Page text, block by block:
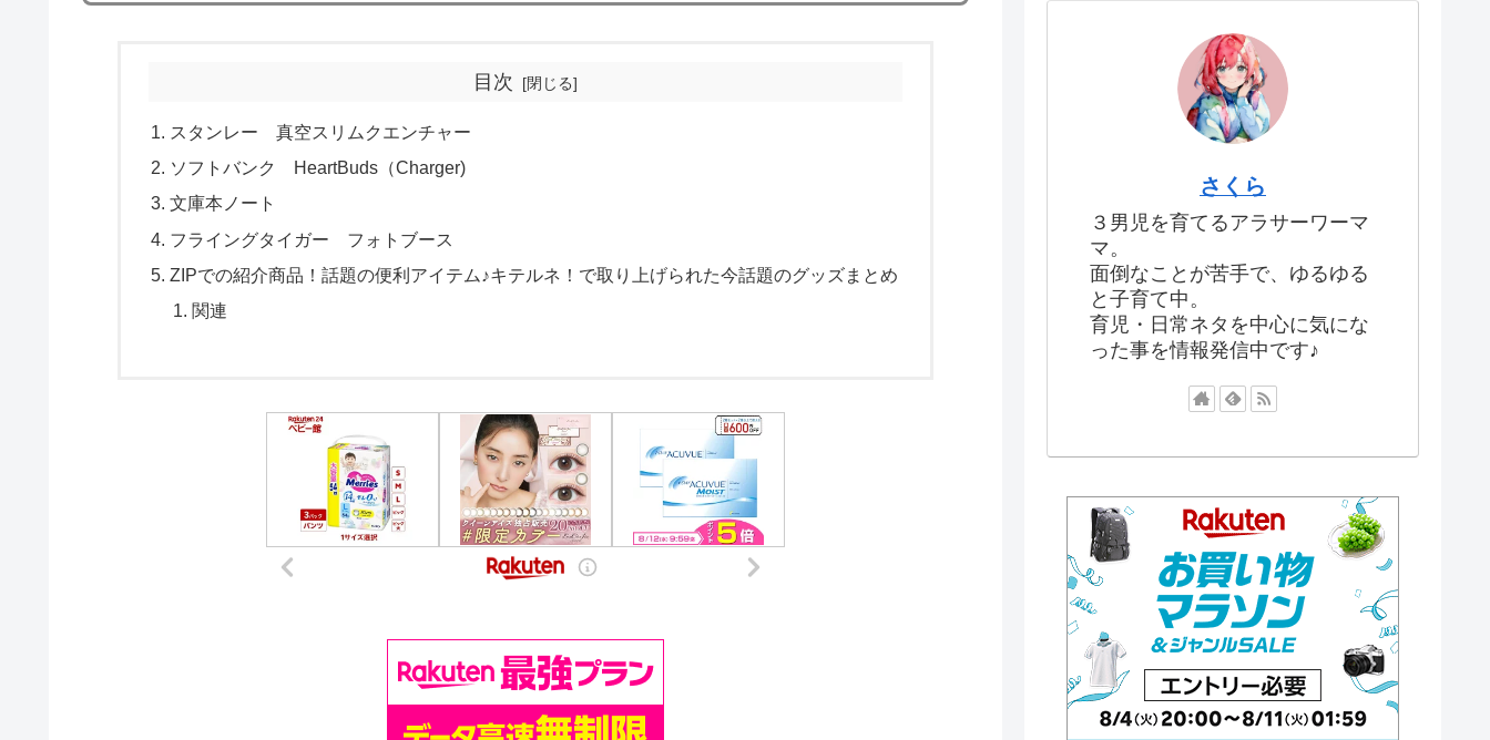
目次
スタンレー 真空スリムクエンチャー
ソフトバンク HeartBuds（Charger)
文庫本ノート
フライングタイガー フォトブース
ZIPでの紹介商品！話題の便利アイテム♪キテルネ！で取り上げられた今話題のグッズまとめ
関連
さくら
３男児を育てるアラサーワーマ
マ。
面倒なことが苦手で、ゆるゆる
と子育て中。
育児・日常ネタを中心に気にな
った事を情報発信中です♪